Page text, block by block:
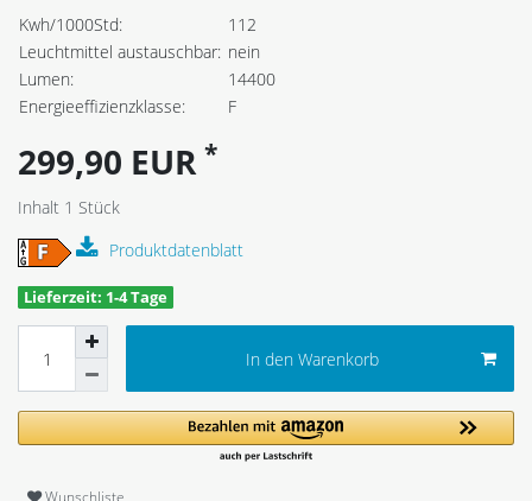
Kwh/1000Std:
112
Leuchtmittel austauschbar: nein
Lumen:
14400
Energieeffizienzklasse:
F
299,90 EUR *
Inhalt 1 Stück
Produktdatenblatt
Lieferzeit: 1-4 Tage
In den Warenkorb
Wunschliste